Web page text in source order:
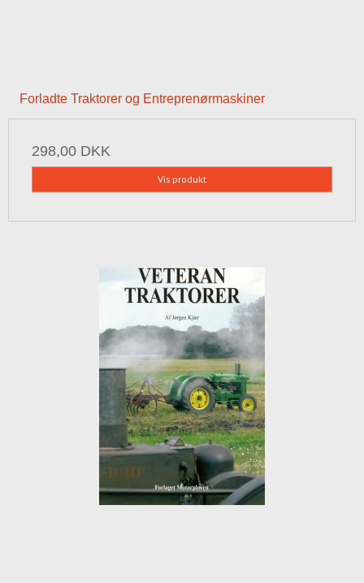
Forladte Traktorer og Entreprenørmaskiner
298,00 DKK
Vis produkt